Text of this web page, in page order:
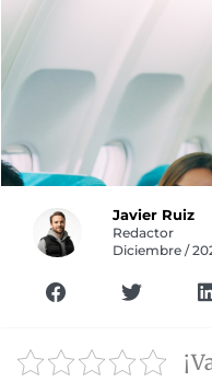
Javier Ruiz
Redactor
Diciembre /